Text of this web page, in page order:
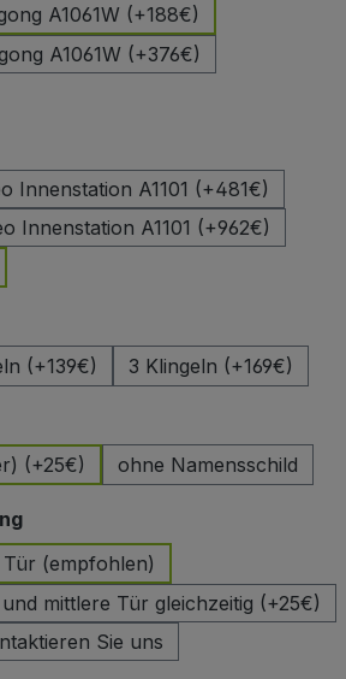
A1061W (+188€)
A1061W (+376€)
Innenstation A1101 (+481€)
Innenstation A1101 (+962€)
(+139€) 3 Klingeln (+169€)
(+25€)
ohne Namensschild
auswählen
(empfohlen)
mittlere Tür gleichzeitig (+25€)
Sie uns